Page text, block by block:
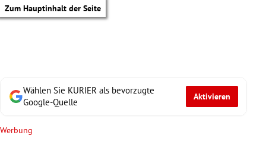
Zum Hauptinhalt der Seite
Wählen Sie KURIER als bevorzugte
Google-Quelle
Aktivieren
Werbung